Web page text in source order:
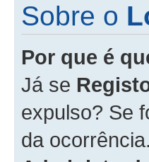
Sobre o
Por que é
Já se
expulso? Se
da